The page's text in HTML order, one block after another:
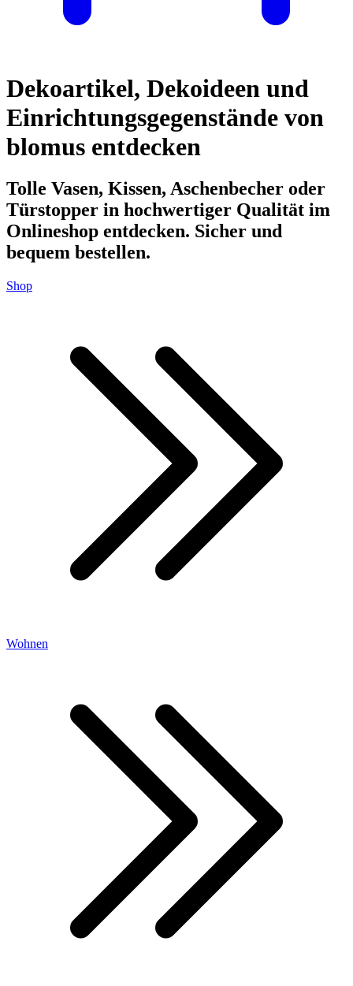
Dekoartikel, Dekoideen und
Einrichtungsgegenstände von
blomus entdecken
Tolle Vasen, Kissen, Aschenbecher oder
Türstopper in hochwertiger Qualität im
Onlineshop entdecken. Sicher und
bequem bestellen.
Shop
Wohnen